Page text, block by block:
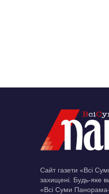
Сайт газети «Всі
захищені. Будь-яке
«Всі Суми Панорама-